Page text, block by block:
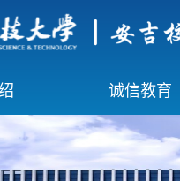
诚信教育
诚信教育
最新动态